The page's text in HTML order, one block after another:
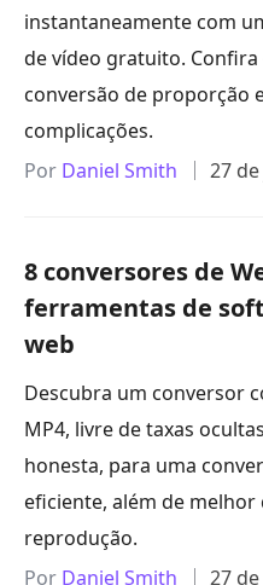
instantaneamente com
de vídeo gratuito.
conversão de proporção
complicações.
Por Daniel Smith 27
8 conversores de
ferramentas de
web
Descubra um conversor
MP4, livre de taxas
honesta, para uma
eficiente, além de
reprodução.
Por Daniel Smith 27